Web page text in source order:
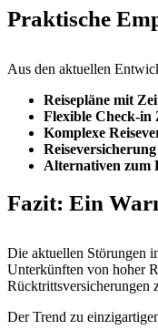
Praktische
Aus den aktuellen
Reisepläne mit
Flexible Check-in
Komplexe
Alternativen zum
Fazit: Ein
Die aktuellen Störungen
Unterkünften von hoher
Rücktrittsversicherungen
Der Trend zu